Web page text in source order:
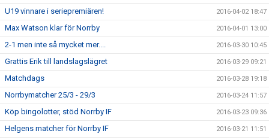
U19 vinnare i seriepremiären! 2016-04-02 18:47
Max Watson klar för Norrby 2016-04-01 13:00
2-1 men inte så mycket mer.... 2016-03-30 10:45
Grattis Erik till landslagslägret 2016-03-29 09:21
Matchdags 2016-03-28 19:18
Norrbymatcher 25/3 - 29/3 2016-03-24 11:57
Köp bingolotter, stöd Norrby IF 2016-03-23 09:36
Helgens matcher för Norrby IF 2016-03-21 11:51